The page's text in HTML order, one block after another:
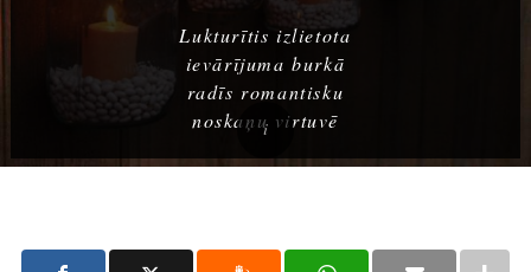
Lukturītis izlietota
ievārījuma burkā
radīs romantisku
noskaņu virtuvē